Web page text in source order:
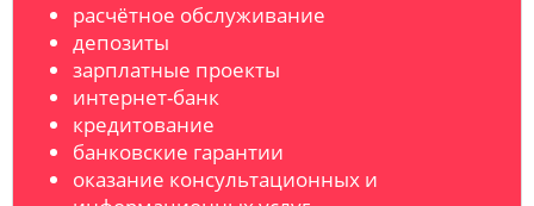
расчётное обслуживание
депозиты
зарплатные проекты
интернет-банк
кредитование
банковские гарантии
оказание консультационных и